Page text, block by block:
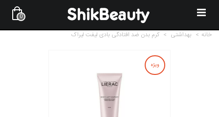
0
خانه > بهداشتی > کرم بدن ضد افتادگی بادی لیفت لیراک
ویژه